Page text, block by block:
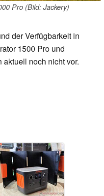
Pro (Bild: Jackery)
der Verfügbarkeit in
1500 Pro und
noch nicht vor.